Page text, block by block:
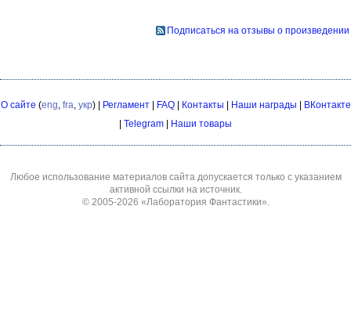
Подписаться на отзывы о произведении
О сайте (eng, fra, укр) | Регламент| FAQ| Контакты Наши награды
ВКонтакте
Telegram Наши товары
Любое использование материалов сайта допускается только с указанием
активной ссылки на источник.
© 2005-2026 «Лаборатория Фантастики».